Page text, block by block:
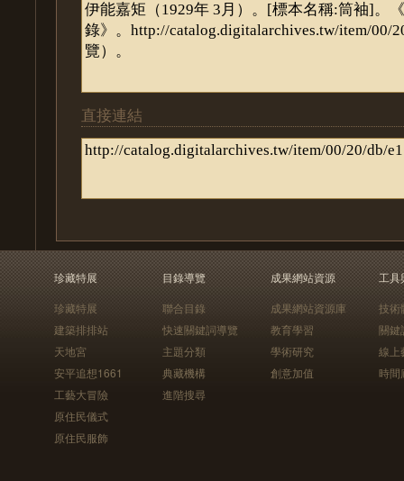
直接連結
珍藏特展
珍藏特展
建築排排站
天地宮
安平追想1661
工藝大冒險
原住民儀式
原住民服飾
目錄導覽
聯合目錄
快速關鍵詞導覽
主題分類
典藏機構
進階搜尋
成果網站資源
成果網站資源庫
教育學習
學術研究
創意加值
工具
技術
關鍵
線上
時間